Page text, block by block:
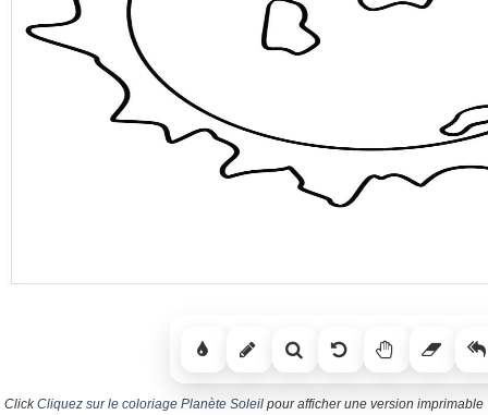
ClickCliquez sur le coloriage Planète Soleil pour afficher une version imprimable